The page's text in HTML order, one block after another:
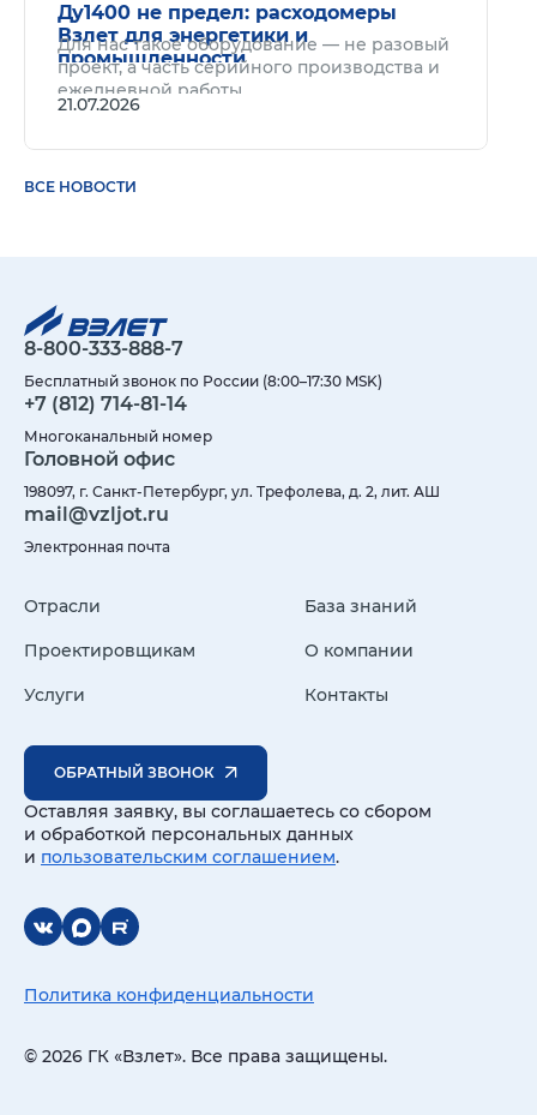
Ду1400 не предел: расходомеры
Взлет для энергетики и
промышленности
Для нас такое оборудование — не разовый
проект, а часть серийного производства и
ежедневной работы.
21.07.2026
ВСЕ НОВОСТИ
8-800-333-888-7
Бесплатный звонок по России (8:00–17:30 MSK)
+7 (812) 714-81-14
Многоканальный номер
Головной офис
198097, г. Санкт-Петербург, ул. Трефолева, д. 2, лит. АШ
mail@vzljot.ru
Электронная почта
Отрасли
Проектировщикам
Услуги
База знаний
О компании
Контакты
ОБРАТНЫЙ ЗВОНОК
Оставляя заявку, вы соглашаетесь со сбором
и обработкой персональных данных
и пользовательским соглашением.
© 2026 ГК «Взлет». Все права защищены.
Политика конфиденциальности